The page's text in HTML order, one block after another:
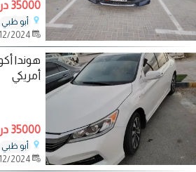
35000 درهم
أبو ظبي
أمريكي
35000 درهم
أبو ظبي